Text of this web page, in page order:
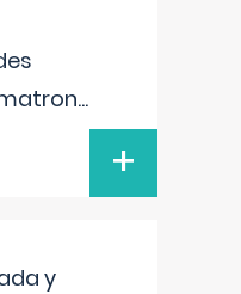
...
+
y